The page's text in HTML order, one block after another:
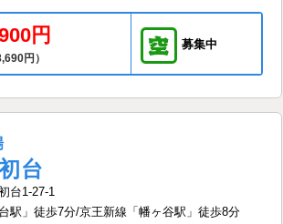
円
円）
募集中
台
台1-27-1
駅」徒歩7分/京王新線「幡ヶ谷駅」徒歩8分